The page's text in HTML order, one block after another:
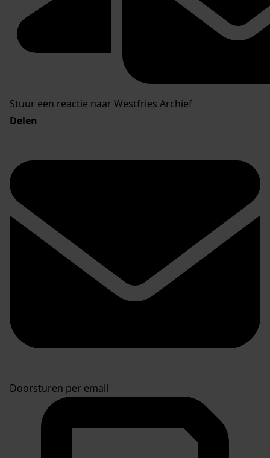
Stuur een reactie naar Westfries Archief
Delen
Doorsturen per email